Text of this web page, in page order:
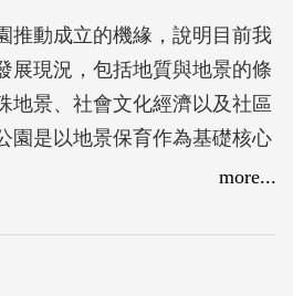
推動成立的機緣，說明目前我
展現況，包括地質與地景的條
地景、社會文化經濟以及社區
園是以地景保育作為基礎核心
more...